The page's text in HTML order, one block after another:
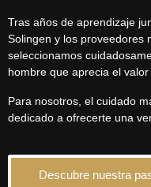
Tras años de aprendizaje
Solingen y los proveedores
seleccionamos
hombre que aprecia el
Para nosotros, el cuidado
dedicado a ofrecerte una
Descubre nuestra